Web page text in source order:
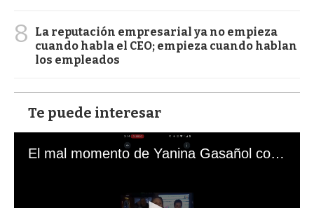
8
La reputación empresarial ya no empieza
cuando habla el CEO; empieza cuando hablan
los empleados
Te puede interesar
El mal momento de Yanina Gasañol con un hincha argentino en "Subrayado"